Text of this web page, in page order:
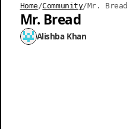
Home /Community/Mr. Bread
Mr. Bread
Alishba Khan